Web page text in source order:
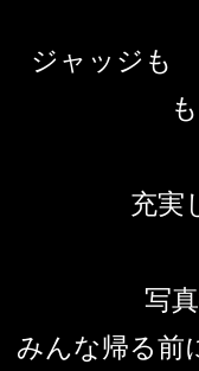
ジャッジも
充実
写
みんな帰る